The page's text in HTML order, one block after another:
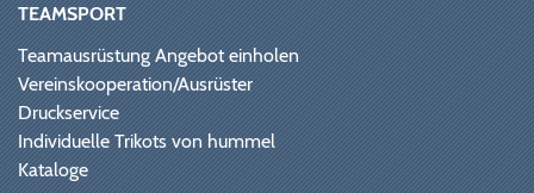
TEAMSPORT
Teamausrüstung Angebot einholen
Vereinskooperation/Ausrüster
Druckservice
Individuelle Trikots von hummel
Kataloge